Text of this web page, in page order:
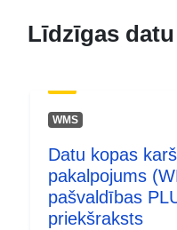
Ģeogrāfiskā
atrašanās vieta:
Līdzīgas
WMS
Datu kopas
pakalpojums
pašvaldības
priekšraksts